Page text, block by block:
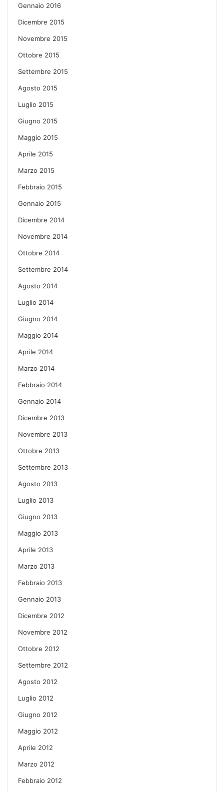
Gennaio 2016
Dicembre 2015
Novembre 2015
Ottobre 2015
Settembre 2015
Agosto 2015
Luglio 2015
Giugno 2015
Maggio 2015
Aprile 2015
Marzo 2015
Febbraio 2015
Gennaio 2015
Dicembre 2014
Novembre 2014
Ottobre 2014
Settembre 2014
Agosto 2014
Luglio 2014
Giugno 2014
Maggio 2014
Aprile 2014
Marzo 2014
Febbraio 2014
Gennaio 2014
Dicembre 2013
Novembre 2013
Ottobre 2013
Settembre 2013
Agosto 2013
Luglio 2013
Giugno 2013
Maggio 2013
Aprile 2013
Marzo 2013
Febbraio 2013
Gennaio 2013
Dicembre 2012
Novembre 2012
Ottobre 2012
Settembre 2012
Agosto 2012
Luglio 2012
Giugno 2012
Maggio 2012
Aprile 2012
Marzo 2012
Febbraio 2012